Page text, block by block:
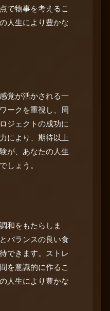
で物事を考えるこ
人生により豊かな
覚が活かされる一
ークを重視し、周
ジェクトの成功に
により、期待以上
が、あなたの人生
しょう。
和をもたらしま
バランスの良い食
できます。ストレ
を意識的に作るこ
人生により豊かな